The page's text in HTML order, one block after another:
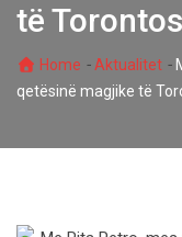
të Torontos
Home - Aktualitet-
qetësinë magjike të